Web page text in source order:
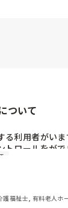
ついて
る利用者がい
トロールをが
。
動を取り入れ
をしてそれを
護福祉士, 有料老人ホ